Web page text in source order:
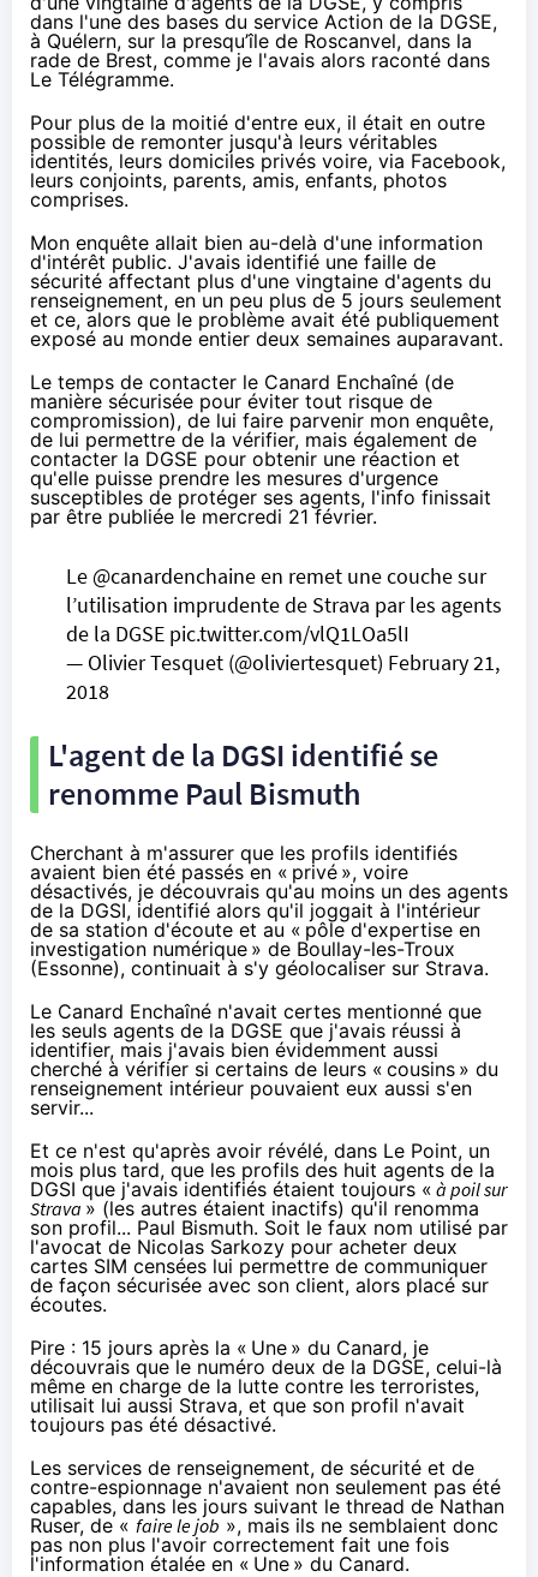
dans l'une des bases du service Action de la DGSE,
à Quélern, sur la presqu’île de Roscanvel, dans la
rade de Brest, comme je l'avais alors raconté dans
Le Télégramme.
Pour plus de la moitié d'entre eux, il était en outre
possible de remonter jusqu'à leurs véritables
identités, leurs domiciles privés voire, via Facebook,
leurs conjoints, parents, amis, enfants, photos
comprises.
Mon enquête allait bien au-delà d'une information
d'intérêt public. J'avais identifié une faille de
sécurité affectant plus d'une vingtaine d'agents du
renseignement, en un peu plus de 5 jours seulement
et ce, alors que le problème avait été publiquement
exposé au monde entier deux semaines auparavant.
Le temps de contacter le Canard Enchaîné (de
manière sécurisée pour éviter tout risque de
compromission), de lui faire parvenir mon enquête,
de lui permettre de la vérifier, mais également de
contacter la DGSE pour obtenir une réaction et
qu'elle puisse prendre les mesures d'urgence
susceptibles de protéger ses agents, l'info finissait
par être publiée le mercredi 21 février.
Le @canardenchaineen remet une couche sur
l’utilisation imprudente de Strava par les agents
de la DGSE pic.twitter.com/vlQ1LOa5lI
— Olivier Tesquet (@oliviertesquet) February 21,
2018
L'agent de la DGSI identifié se
renomme Paul Bismuth
Cherchant à m'assurer que les profils identifiés
avaient bien été passés en « privé », voire
désactivés, je découvrais qu'au moins un des agents
de la DGSI, identifié alors qu'il joggait à l'intérieur
de sa station d'écoute et au « pôle d'expertise en
investigation numérique » de Boullay-les-Troux
(Essonne), continuait à s'y géolocaliser sur Strava.
Le Canard Enchaîné n'avait certes mentionné que
les seuls agents de la DGSE que j'avais réussi à
identifier, mais j'avais bien évidemment aussi
cherché à vérifier si certains de leurs « cousins » du
renseignement intérieur pouvaient eux aussi s'en
servir...
Et ce n'est qu'après avoir révélé, dans Le Point, un
mois plus tard, que les profils des huit agents de la
DGSI que j'avais identifiés étaient toujours « à poil sur
Strava » (les autres étaient inactifs) qu'il renomma
son profil... Paul Bismuth. Soit le faux nom utilisé par
l'avocat de Nicolas Sarkozy pour acheter deux
cartes SIM censées lui permettre de communiquer
de façon sécurisée avec son client, alors placé sur
écoutes.
Pire : 15 jours après la « Une » du Canard, je
découvrais que le numéro deux de la DGSE, celui-là
même en charge de la lutte contre les terroristes,
utilisait lui aussi Strava, et que son profil n'avait
toujours pas été désactivé.
Les services de renseignement, de sécurité et de
contre-espionnage n'avaient non seulement pas été
capables, dans les jours suivant le thread de Nathan
Ruser, de « faire le job », mais ils ne semblaient donc
pas non plus l'avoir correctement fait une fois
l'information étalée en « Une » du Canard.